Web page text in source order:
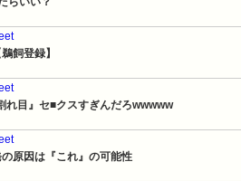
飼登録】
れ目』セ■クスすぎんだろwwwww
原因は『これ』の可能性